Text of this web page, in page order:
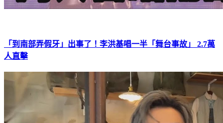
「到南部弄假牙」出事了！李洪基唱一半「舞台事故」 2.7萬
人直擊